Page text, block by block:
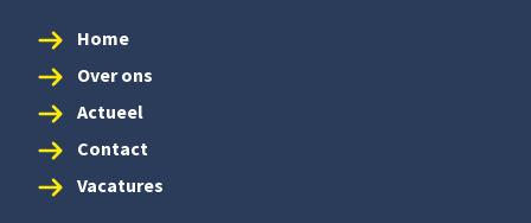
Home
Over ons
Actueel
Contact
Vacatures